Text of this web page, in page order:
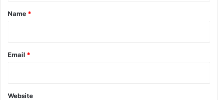
*
Name *
Email *
Website